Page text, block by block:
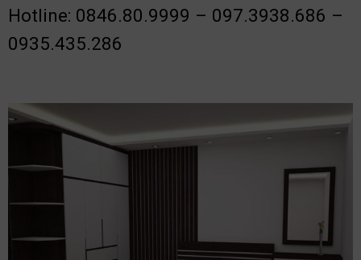
Hotline: 0846.80.9999 – 097.3938.686 –
0935.435.286